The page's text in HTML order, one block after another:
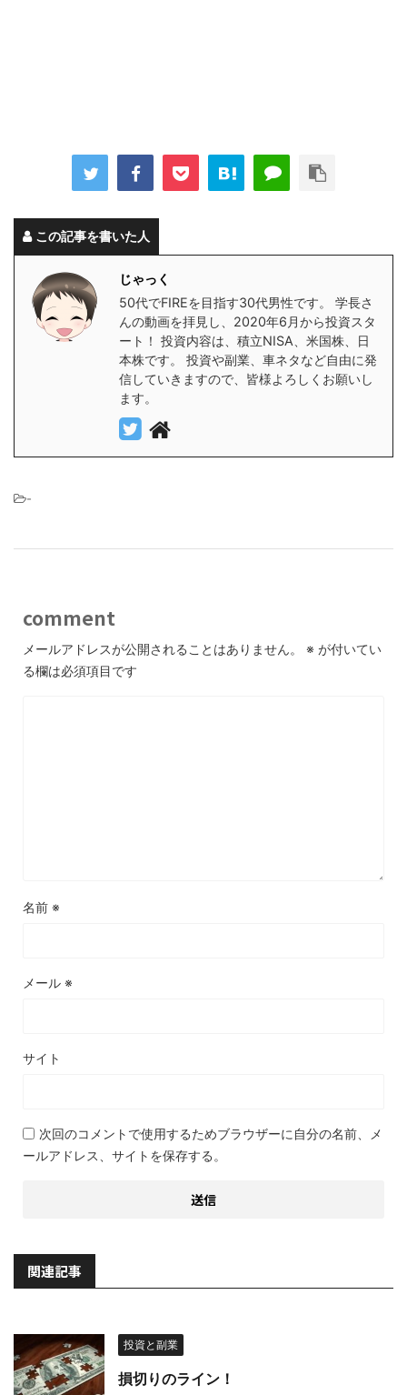
この記事を書いた人
じゃっく
50代でFIREを目指す30代男性です。 学長さ
んの動画を拝見し、2020年6月から投資スタ
ート！ 投資内容は、積立NISA、米国株、日
本株です。 投資や副業、車ネタなど自由に発
信していきますので、皆様よろしくお願いし
ます。
-
comment
メールアドレスが公開されることはありません。 ※ が付いてい
る欄は必須項目です
名前 ※
メール ※
サイト
次回のコメントで使用するためブラウザーに自分の名前、メ
ールアドレス、サイトを保存する。
関連記事
投資と副業
損切りのライン！